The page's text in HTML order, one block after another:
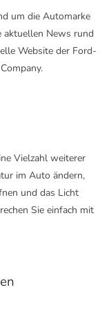
um die Automarke
News rund
Website der Ford-
Vielzahl weiterer
im Auto ändern,
und das Licht
Sie einfach mit